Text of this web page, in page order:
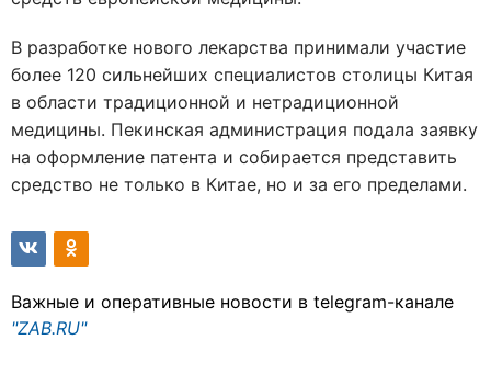
В разработке нового лекарства принимали участие
более 120 сильнейших специалистов столицы Китая
в области традиционной и нетрадиционной
медицины. Пекинская администрация подала заявку
на оформление патента и собирается представить
средство не только в Китае, но и за его пределами.
Важные и оперативные новости в telegram-канале
"ZAB.RU"